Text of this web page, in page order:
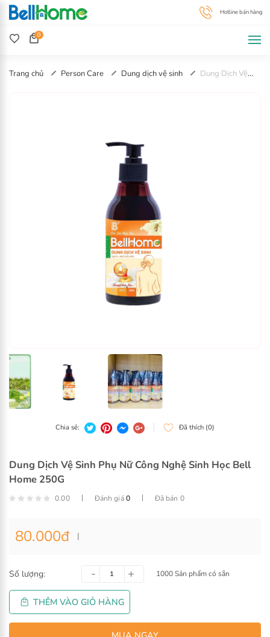
0
Trang chủ Person Care Dung dịch vệ sinh
Dung Dịch Vệ
Chia sẻ:
Dung Dịch Vệ Sinh Phụ Nữ Công Nghệ Sinh Học Bell
Home 250G
0.00 Đánh giá0 Đã bán 0
80.000đ
Số lượng: 1000 Sản phẩm có sẵn